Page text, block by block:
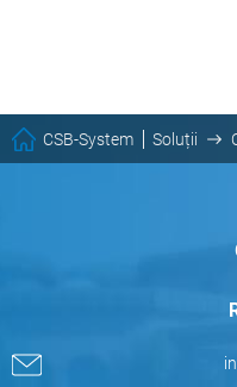
CSB-System Soluții